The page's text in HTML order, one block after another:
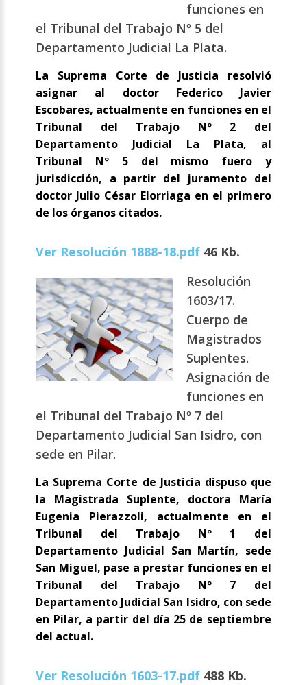
funciones en
el Tribunal del Trabajo Nº 5 del
Departamento Judicial La Plata.
La Suprema Corte de Justicia resolvió
asignar al doctor Federico Javier
Escobares, actualmente en funciones en el
Tribunal del Trabajo Nº 2 del
Departamento Judicial La Plata, al
Tribunal Nº 5 del mismo fuero y
jurisdicción, a partir del juramento del
doctor Julio César Elorriaga en el primero
de los órganos citados.
Ver Resolución 1888-18.pdf 46 Kb.
Resolución
1603/17.
Cuerpo de
Magistrados
Suplentes.
Asignación de
funciones en
el Tribunal del Trabajo Nº 7 del
Departamento Judicial San Isidro, con
sede en Pilar.
La Suprema Corte de Justicia dispuso que
la Magistrada Suplente, doctora María
Eugenia Pierazzoli, actualmente en el
Tribunal del Trabajo Nº 1 del
Departamento Judicial San Martín, sede
San Miguel, pase a prestar funciones en el
Tribunal del Trabajo Nº 7 del
Departamento Judicial San Isidro, con sede
en Pilar, a partir del día 25 de septiembre
del actual.
Ver Resolución 1603-17.pdf 488 Kb.